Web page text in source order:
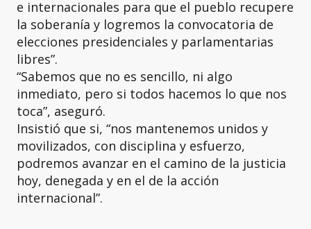
e internacionales para que el pueblo recupere
la soberanía y logremos la convocatoria de
elecciones presidenciales y parlamentarias
libres”.
“Sabemos que no es sencillo, ni algo
inmediato, pero si todos hacemos lo que nos
toca”, aseguró.
Insistió que si, “nos mantenemos unidos y
movilizados, con disciplina y esfuerzo,
podremos avanzar en el camino de la justicia
hoy, denegada y en el de la acción
internacional”.